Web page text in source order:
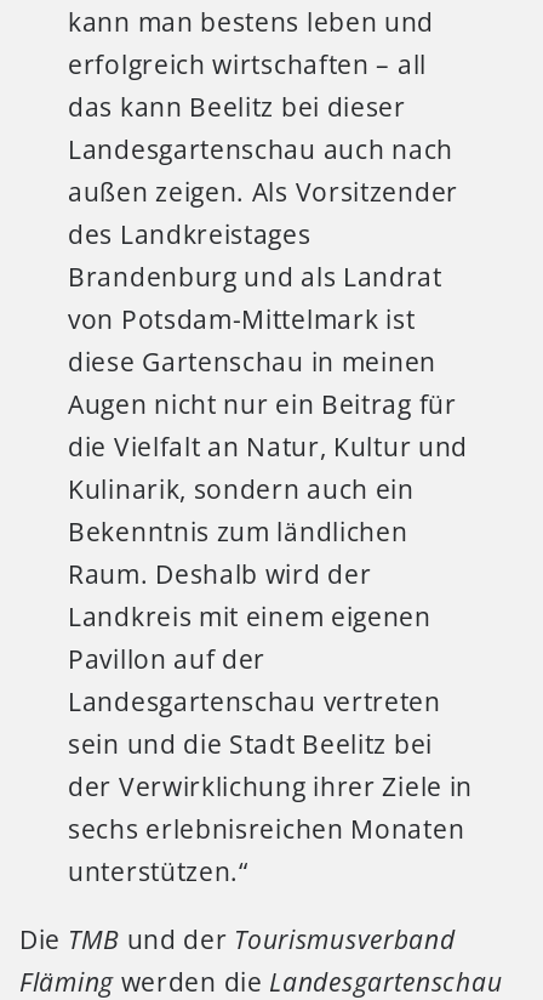
kann man bestens leben und
erfolgreich wirtschaften – all
das kann Beelitz bei dieser
Landesgartenschau auch nach
außen zeigen. Als Vorsitzender
des Landkreistages
Brandenburg und als Landrat
von Potsdam-Mittelmark ist
diese Gartenschau in meinen
Augen nicht nur ein Beitrag für
die Vielfalt an Natur, Kultur und
Kulinarik, sondern auch ein
Bekenntnis zum ländlichen
Raum. Deshalb wird der
Landkreis mit einem eigenen
Pavillon auf der
Landesgartenschau vertreten
sein und die Stadt Beelitz bei
der Verwirklichung ihrer Ziele in
sechs erlebnisreichen Monaten
unterstützen.“
Die TMB und der Tourismusverband
Flämingwerden die Landesgartenschau